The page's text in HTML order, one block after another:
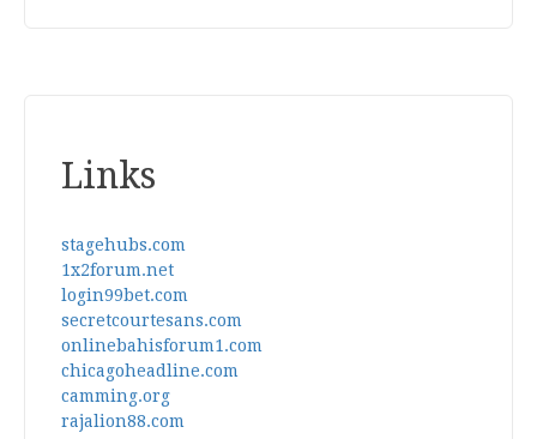
Links
stagehubs.com
1x2forum.net
login99bet.com
secretcourtesans.com
onlinebahisforum1.com
chicagoheadline.com
camming.org
rajalion88.com